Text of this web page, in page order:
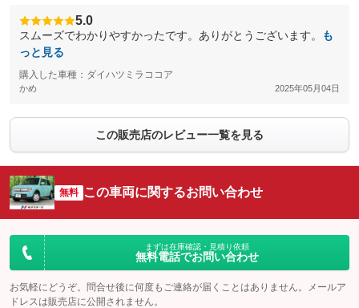
5.0
スムーズでわかりやすかったです。ありがとうございます。
も
っと見る
購入した車種：ダイハツミラココア
かめ 2025年05月04日
この販売店のレビュー一覧を見る
無料 この車両に関するお問い合わせ
まずは在庫確認・見積り依頼
無料電話でお問い合わせ
お気軽にどうぞ。問合せ後に何度もご連絡が届くことはありません。メールア
ドレスは販売店に公開されません。